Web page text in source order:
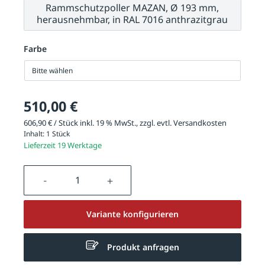
Farbe
Bitte wählen
510,00 €
606,90 € / Stück inkl. 19 % MwSt., zzgl. evtl.Versandkosten
Inhalt: 1 Stück
Lieferzeit 19 Werktage
Produkt Anzahl: Gib den
Variante konfigurieren
Produkt anfragen
Rammschutzpoller MAZAN, Ø 193 mm,
herausnehmbar, in RAL 7016 anthrazitgrau